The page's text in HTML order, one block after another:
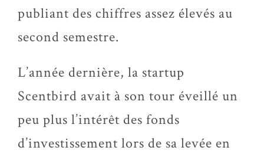
publiant des chiffres assez élevés au
second semestre.
L’année dernière, la startup
Scentbird avait à son tour éveillé un
peu plus l’intérêt des fonds
d’investissement lors de sa levée en